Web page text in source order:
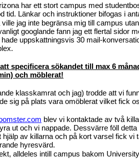
har ett stort campus med
tid. Länkar och instruktioner bifogas i
jag inte begränsa mig till campus
googlande fann jag ett flertal sidor
hade uppskattningsvis 30 mail-
specificera sökandet till max 6
och möblerat!
klasskamrat och jag) trodde att vi
sig på plats vara omöblerat vilket fick
blev vi kontaktade av två
ut och vi nappade. Dessvärre föll
av killarna och på kort varsel fick vi
hyresvärd.
alldeles intill campus bakom